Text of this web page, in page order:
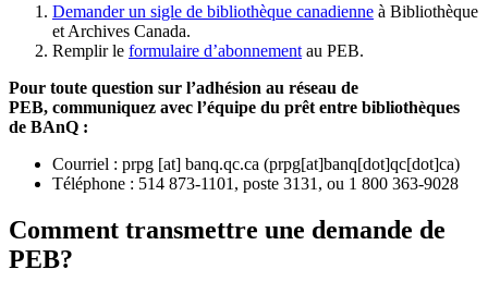
Demander un sigle de bibliothèque canadienne à Bibliothèque
et Archives Canada.
Remplir le formulaire d’abonnement au PEB.
Pour toute question sur l’adhésion au réseau de
PEB, communiquez avec l’équipe du prêt entre bibliothèques
de BAnQ :
Courriel : prpg [at] banq.qc.ca (prpg[at]banq[dot]qc[dot]ca)
Téléphone : 514 873-1101, poste 3131, ou 1 800 363-9028
Comment transmettre une demande de
PEB?